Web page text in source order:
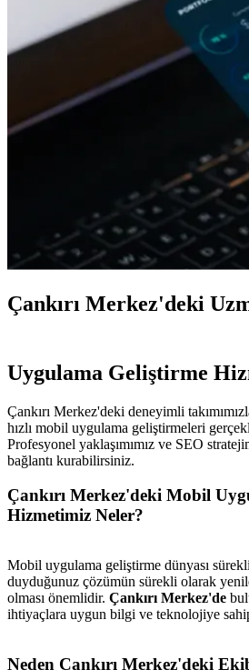
Çankırı Merkez'deki
Uygulama Geliştirme
Çankırı Merkez'deki deneyimli
hızlı mobil uygulama geliştirmeleri
Profesyonel yaklaşımımız ve SEO
bağlantı kurabilirsiniz.
Çankırı Merkez'deki Mobil
Hizmetimiz Neler?
Mobil uygulama geliştirme dünyası
duyduğunuz çözümün sürekli olarak
olması önemlidir. Çankırı Merkez'de
ihtiyaçlara uygun bilgi ve teknolojiye
Neden Çankırı Merkez'deki